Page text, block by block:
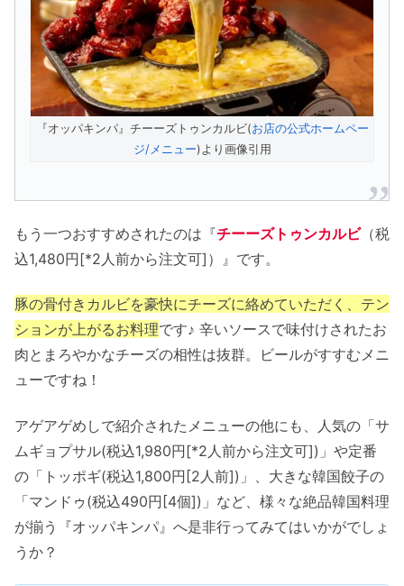
『オッパキンパ』チーーズトゥンカルビ(お店の公式ホームペー
ジ/メニュー)より画像引用
もう一つおすすめされたのは『チーーズトゥンカルビ（税
込1,480円[*2人前から注文可]）』です。
豚の骨付きカルビを豪快にチーズに絡めていただく、テン
ションが上がるお料理です♪ 辛いソースで味付けされたお
肉とまろやかなチーズの相性は抜群。ビールがすすむメニ
ューですね！
アゲアゲめしで紹介されたメニューの他にも、人気の「サ
ムギョプサル(税込1,980円[*2人前から注文可])」や定番
の「トッポギ(税込1,800円[2人前])」、大きな韓国餃子の
「マンドゥ(税込490円[4個])」など、様々な絶品韓国料理
が揃う『オッパキンパ』へ是非行ってみてはいかがでしょ
うか？